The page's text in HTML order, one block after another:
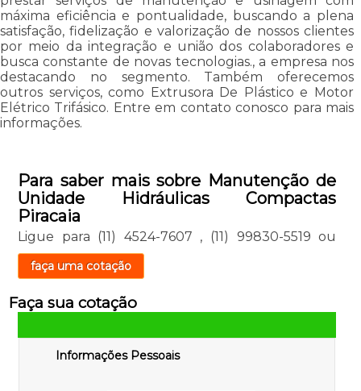
máxima eficiência e pontualidade, buscando a plena
satisfação, fidelização e valorização de nossos clientes
por meio da integração e união dos colaboradores e
busca constante de novas tecnologias., a empresa nos
destacando no segmento. Também oferecemos
outros serviços, como Extrusora De Plástico e Motor
Elétrico Trifásico. Entre em contato conosco para mais
informações.
Para saber mais sobre Manutenção de
Unidade Hidráulicas Compactas
Piracaia
Ligue para (11) 4524-7607 , (11) 99830-5519 ou
faça uma cotação
Faça sua cotação
Informações Pessoais